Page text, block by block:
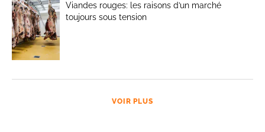
Viandes rouges: les raisons d’un marché
toujours sous tension
VOIR PLUS